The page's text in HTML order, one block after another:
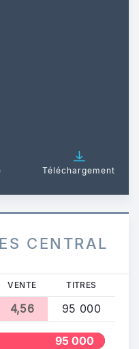
Téléchargement
CENTRAL
VENTE TITRES
4,56 95 000
95 000